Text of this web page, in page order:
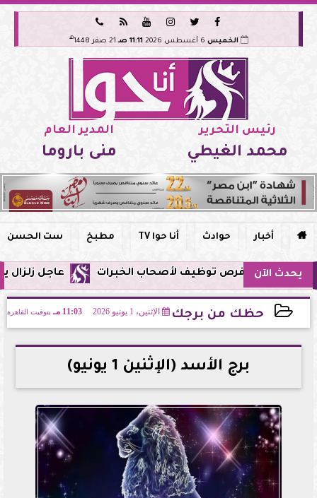






الخميس 11:11 صـ 21 صفر 1448 هـ
رئيس التحرير
محمد الغيطي
المدير العام
منى باروما
 أخبار حوادث أنا حوا TV مطبخ ست الحسن
يحدث الآن عاجل زلزال يشعر به سكان مصر فجر
حظك من برجك الإثنين، 1 يونيو 2026 11:03 مـ بتوقيت القاهرة
2026-06-01 23:03:47
برج الأسد (الإثنين 1 يونيو)